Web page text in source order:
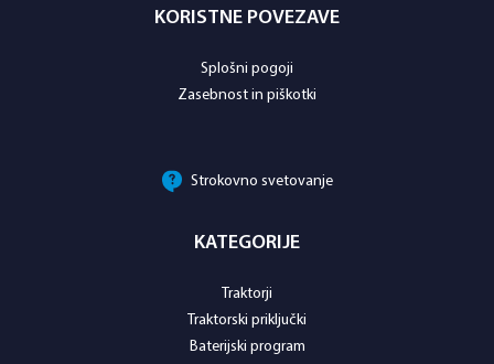
KORISTNE POVEZAVE
Splošni pogoji
Zasebnost in piškotki
Strokovno svetovanje
KATEGORIJE
Traktorji
Traktorski priključki
Baterijski program